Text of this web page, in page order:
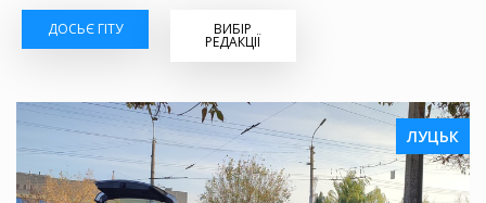
ДОСЬЄ ГІТУ ВИБІР
РЕДАКЦІЇ
ЛУЦЬК